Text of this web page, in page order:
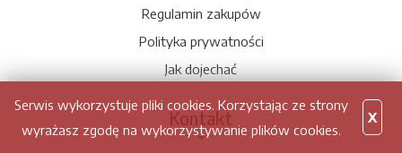
Regulamin zakupów
Polityka prywatności
Jak dojechać
Kontakt
Serwis wykorzystuje pliki cookies. Korzystając ze strony
wyrażasz zgodę na wykorzystywanie plików cookies.
X